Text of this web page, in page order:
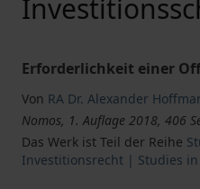
Erforderlichkeit einer
Von RA Dr. Alexander
Nomos, 1. Auflage 2018, 406
Das Werk ist Teil der Reihe
Investitionsrecht | Studies